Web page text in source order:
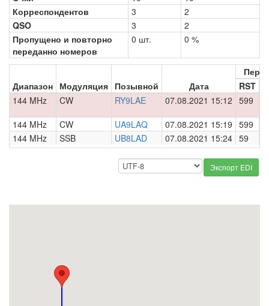
Корреспондентов
3
2
QSO
3
2
Пропущено и повторно
переданно номеров
0 шт. 0 %
Диапазон Модуляция Позывной Дата
RST
144 MHz
CW RY9LAE 07.08.2021 15:12 599
144 MHz
CW UA9LAQ 07.08.2021 15:19 599
144 MHz
SSB UB8LAD 07.08.2021 15:24 59
Экспорт EDI